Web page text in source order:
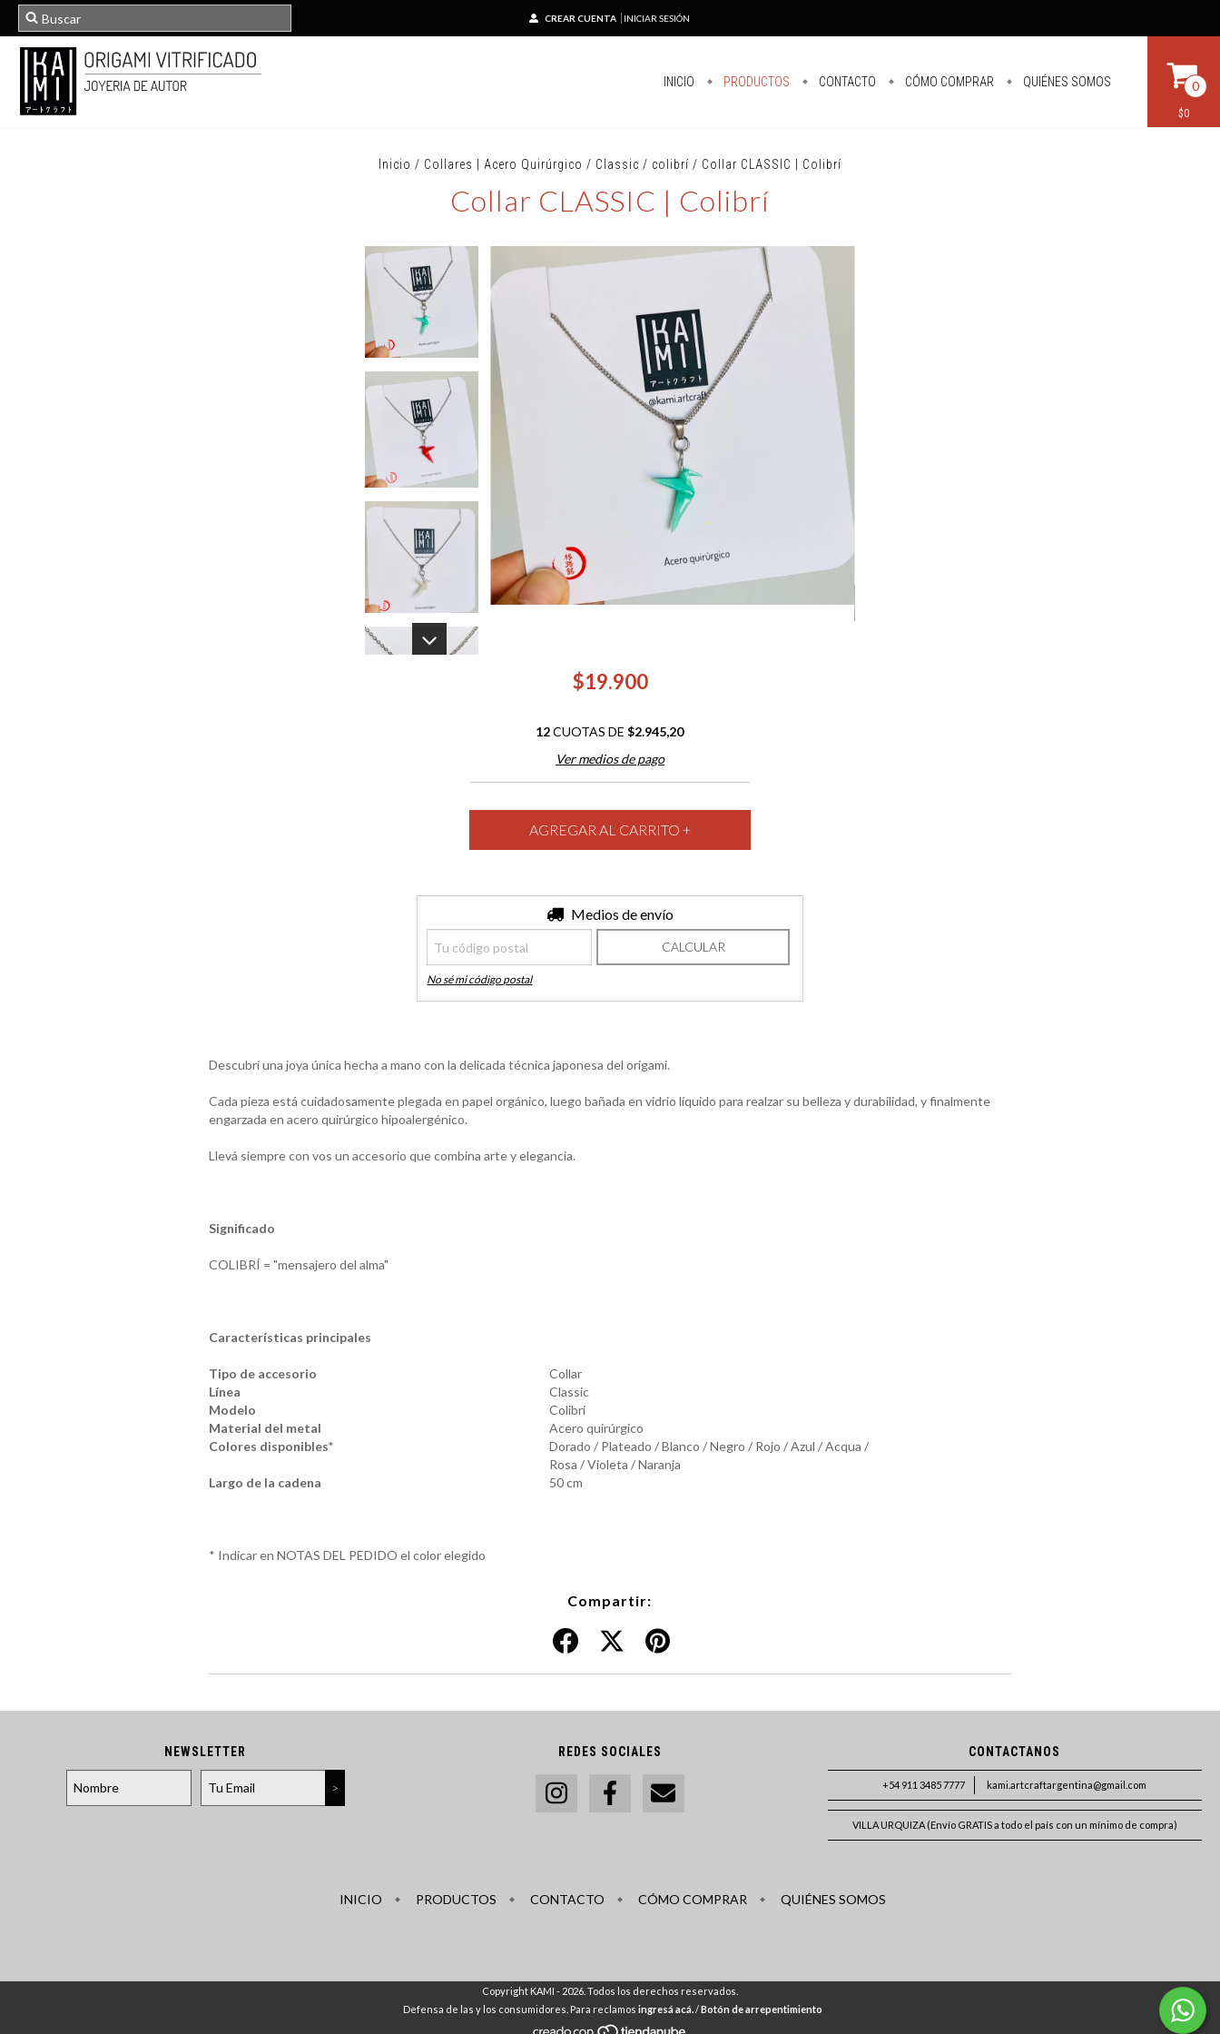
CREAR CUENTA INICIAR SESIÓN
INICIO PRODUCTOS CONTACTO CÓMO COMPRAR QUIÉNES SOMOS 0
$0
Inicio / Collares | Acero Quirúrgico / Classic / colibrí / Collar CLASSIC | Colibrí
Collar CLASSIC | Colibrí
$19.900
12CUOTAS DE$2.945,20
Ver medios de pago
Medios de envío
CALCULAR
No sé mi código postal
Descubrí una joya única hecha a mano con la delicada técnica japonesa del origami.
Cada pieza está cuidadosamente plegada en papel orgánico, luego bañada en vidrio líquido para realzar su belleza y durabilidad, y finalmente
engarzada en acero quirúrgico hipoalergénico.
Llevá siempre con vos un accesorio que combina arte y elegancia.
Significado
COLIBRÍ = "mensajero del alma"
Características principales
Tipo de accesorio
Collar
Línea
Classic
Modelo
Colibrí
Material del metal
Acero quirúrgico
Colores disponibles*
Dorado / Plateado / Blanco / Negro / Rojo / Azul / Acqua /
Rosa / Violeta / Naranja
Largo de la cadena
50 cm
* Indicar en NOTAS DEL PEDIDO el color elegido
Compartir:
NEWSLETTER REDES SOCIALES CONTACTANOS
+54 911 3485 7777 kami.artcraftargentina@gmail.com
VILLA URQUIZA (Envío GRATIS a todo el país con un mínimo de compra)
INICIO PRODUCTOS CONTACTO CÓMO COMPRAR QUIÉNES SOMOS
Copyright KAMI - 2026. Todos los derechos reservados.
Defensa de las y los consumidores. Para reclamos ingresá acá. /Botón de arrepentimiento